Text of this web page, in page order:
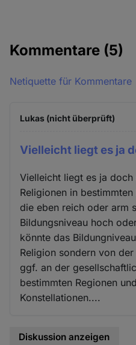
Kommentare (5)
Netiquette für Kommentare
Lukas (nicht überprüft)
Vielleicht liegt es ja
Vielleicht liegt es ja
Religionen in
die eben reich oder arm
Bildungsniveau hoch
könnte das
Religion sondern von
ggf. an der
bestimmten Regionen
Konstellationen....
Diskussion anzeigen